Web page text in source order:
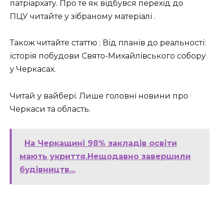
патріархату. Про те як відбувся перехід до
ПЦУ читайте у зібраному матеріалі .
Також читайте статтю : Від планів до реальності:
історія побудови Свято-Михайлівського собору
у Черкасах.
Читай у вайбері. Лише головні новини про
Черкаси та область.
На Черкащині 98% закладів освіти
мають укриття.Нещодавно завершили
будівництв...